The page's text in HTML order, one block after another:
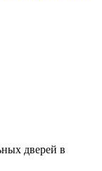
дверей в